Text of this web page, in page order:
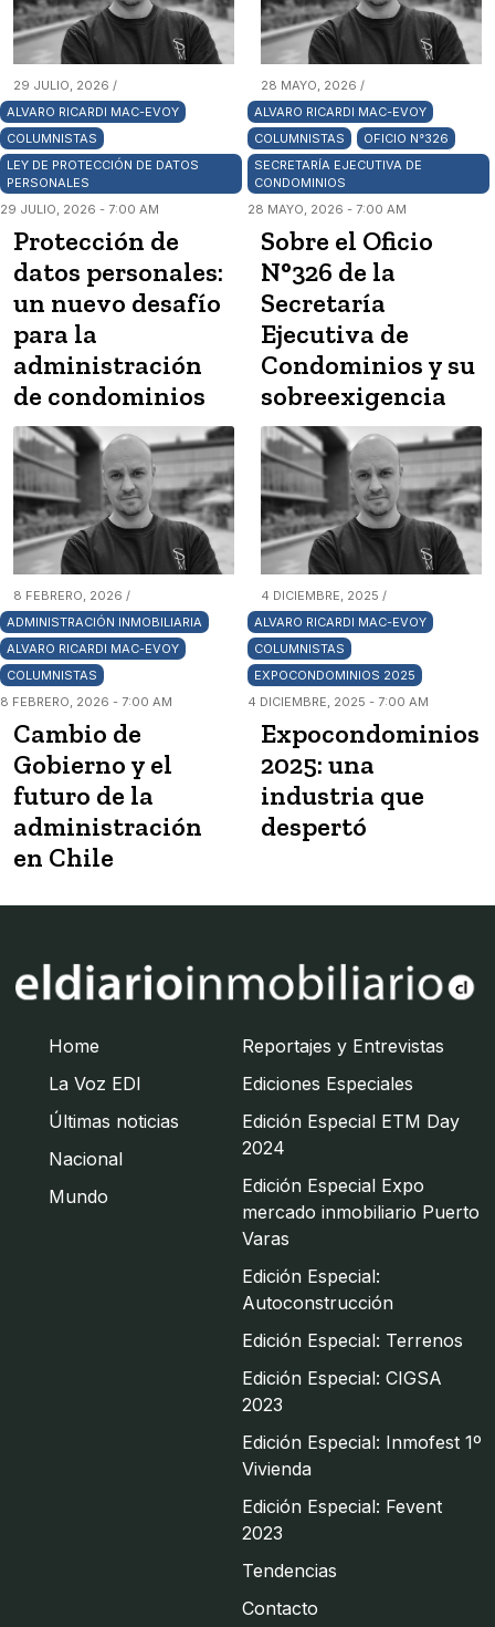
29 JULIO, 2026 /
ALVARO RICARDI MAC-EVOY
COLUMNISTAS
LEY DE PROTECCIÓN DE DATOS
PERSONALES
29 JULIO, 2026 - 7:00 AM
Protección de
datos personales:
un nuevo desafío
para la
administración
de condominios
28 MAYO, 2026 /
ALVARO RICARDI MAC-EVOY
COLUMNISTAS
OFICIO N°326
SECRETARÍA EJECUTIVA DE
CONDOMINIOS
28 MAYO, 2026 - 7:00 AM
Sobre el Oficio
N°326 de la
Secretaría
Ejecutiva de
Condominios y su
sobreexigencia
8 FEBRERO, 2026 /
ADMINISTRACIÓN INMOBILIARIA
ALVARO RICARDI MAC-EVOY
COLUMNISTAS
8 FEBRERO, 2026 - 7:00 AM
Cambio de
Gobierno y el
futuro de la
administración
en Chile
4 DICIEMBRE, 2025 /
ALVARO RICARDI MAC-EVOY
COLUMNISTAS
EXPOCONDOMINIOS 2025
4 DICIEMBRE, 2025 - 7:00 AM
Expocondominios
2025: una
industria que
despertó
Home
La Voz EDI
Últimas noticias
Nacional
Mundo
Reportajes y Entrevistas
Ediciones Especiales
Edición Especial ETM Day
2024
Edición Especial Expo
mercado inmobiliario Puerto
Varas
Edición Especial:
Autoconstrucción
Edición Especial: Terrenos
Edición Especial: CIGSA
2023
Edición Especial: Inmofest 1º
Vivienda
Edición Especial: Fevent
2023
Tendencias
Contacto